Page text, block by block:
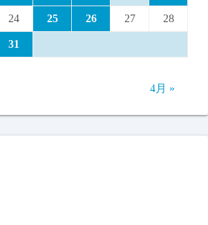
24 25 26 27 28
31
4月 »